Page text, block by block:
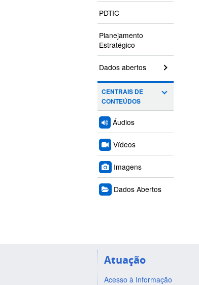
PDTIC
Planejamento
Estratégico
Dados abertos
CENTRAIS DE
CONTEÚDOS
Áudios
Vídeos
Imagens
Dados Abertos
Atuação
Acesso à Informação